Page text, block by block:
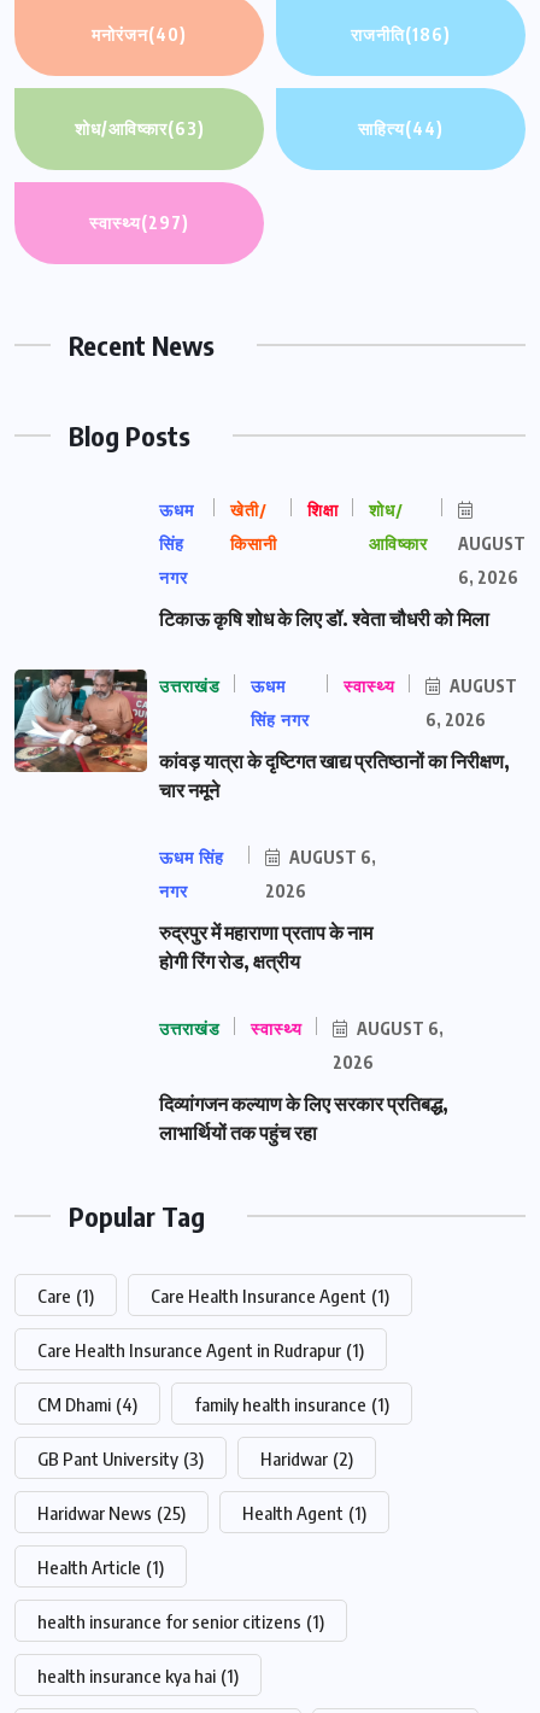
मनोरंजन(40) राजनीति(186)
शोध/आविष्कार(63) साहित्य(44)
स्वास्थ्य(297)
Recent News
Blog Posts
ऊधम
सिंह
नगर
खेती/
किसानी
शिक्षा
शोध/
आविष्कार
AUGUST
6, 2026
टिकाऊ कृषि शोध के लिए डॉ. श्वेता चौधरी को मिला
उत्तराखंड
ऊधम
सिंह नगर
स्वास्थ्य
AUGUST
6, 2026
कांवड़ यात्रा के दृष्टिगत खाद्य प्रतिष्ठानों का निरीक्षण,
चार नमूने
ऊधम सिंह
नगर
AUGUST 6,
2026
रुद्रपुर में महाराणा प्रताप के नाम
होगी रिंग रोड, क्षत्रीय
उत्तराखंड स्वास्थ्य
AUGUST 6,
2026
दिव्यांगजन कल्याण के लिए सरकार प्रतिबद्ध,
लाभार्थियों तक पहुंच रहा
Popular Tag
Care (1) Care Health Insurance Agent (1)
Care Health Insurance Agent in Rudrapur (1)
CM Dhami (4) family health insurance (1)
GB Pant University (3) Haridwar (2)
Haridwar News (25) Health Agent (1)
Health Article (1)
health insurance for senior citizens (1)
health insurance kya hai (1)